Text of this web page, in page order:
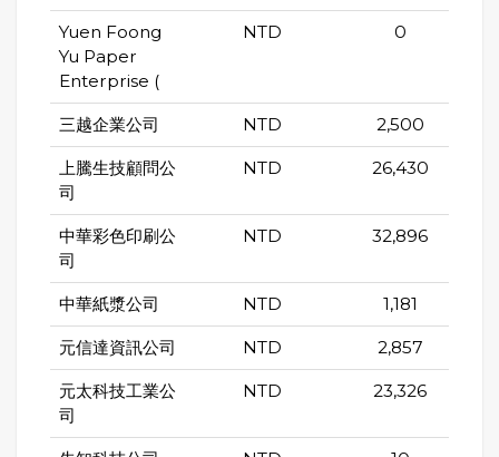
Yuen Foong
Yu Paper
Enterprise (
NTD 0
三越企業公司 NTD 2,500
上騰生技顧問公
司
NTD 26,430
中華彩色印刷公
司
NTD 32,896
中華紙漿公司 NTD 1,181
元信達資訊公司 NTD 2,857
元太科技工業公
司
NTD 23,326